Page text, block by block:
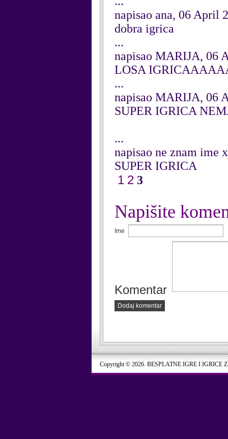
napisao ana, 06 April
dobra igrica
...
napisao MARIJA, 06
LOSA
...
napisao MARIJA, 06
SUPER IGRICA
...
napisao ne znam ime
SUPER IGRICA
1 2 3
Napišite
Ime
Komentar
Dodaj komentar
Copyright © 2026. BESPLATNE IGRE I IGRICE